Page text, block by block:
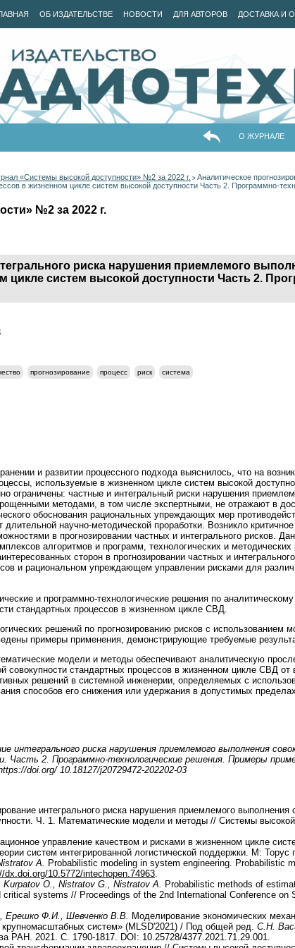
ОБ ИЗДАТЕЛЬСТВЕ НОВОСТИ ДЛЯ АВТОРОВ ДОСТАВКА И
О ЖУРНАЛЕ
«Системы высокой доступности» №2 за 2022 г. > Аналитическое
в жизненном цикле систем высокой доступности Часть 2. Программно-
№2 за 2022 г.
риска нарушения приемлемого
цикле систем высокой доступности Часть 2.
прогнозирование процесс риск система
и развитии процессного подхода выяснилось, что на
используемые в жизненном цикле систем высокой
ограничены: частные и интегральный риски нарушения
методами, в том числе экспертными, не отражают в
обоснования рациональных упреждающих мер
научно-методической проработки. Возникло
в прогнозировании частных и интегрального рисков.
алгоритмов и программ, технологических и
сторон в прогнозировании частных и
и рациональном упреждающем управлении рисками для
и программно-технологические решения по аналитическому
стандартных процессов в жизненном цикле СВД.
решений по прогнозированию рисков с использованием
примеры применения, демонстрирующие требуемые
модели и методы обеспечивают аналитическую
совокупности стандартных процессов в жизненном цикле СВД
решений в системной инженерии, определяемых с
способов его снижения или удержания в допустимых
интегрального риска нарушения приемлемого выполнения
Часть 2. Программно-технологические решения. Примеры
doi.org/ 10.18127/j20729472-202202-03
интегрального риска нарушения приемлемого выполнения
Ч. 1. Математические модели и методы // Системы
управление качеством и рисками в жизненном цикле
систем интегрированной логистической поддержки. М: Торус
A.
Probabilistic modeling in system engineering. Probabilistic
dx.doi.org/10.5772/intechopen.74963
O., Nistratov G., Nistratov A. Probabilistic methods of
systems // Proceedings of the 2nd International Conference
Ерешко Ф.И., Шевченко В.В. Моделирование экономических
систем» (MLSD'2021) / Под общей ред. С.Н.
РАН. 2021. С. 1790-1817. DOI: 10.25728/4377.2021.71.29.001.